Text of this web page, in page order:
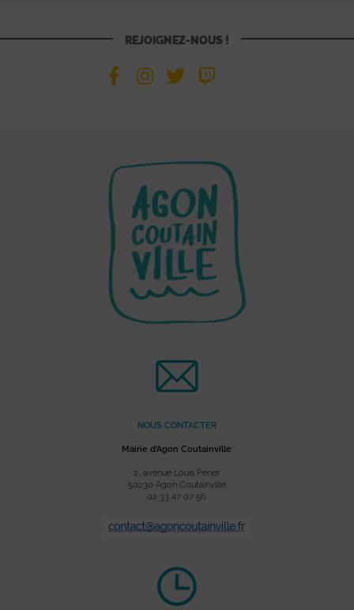
REJOIGNEZ-NOUS !
NOUS CONTACTER
Mairie d’Agon Coutainville
2, avenue Louis Périer
50230 Agon Coutainville
02 33 47 07 56